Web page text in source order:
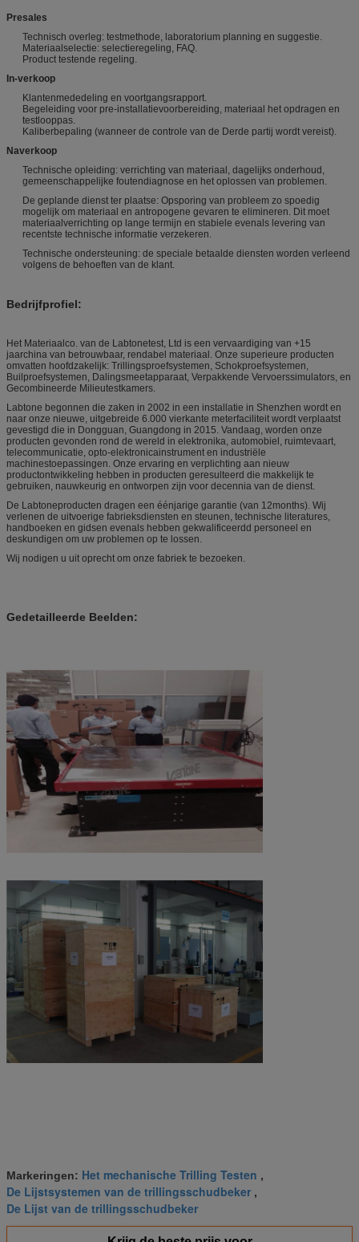
Presales
Technisch overleg: testmethode, laboratorium planning en suggestie.
Materiaalselectie: selectieregeling, FAQ.
Product testende regeling.
In-verkoop
Klantenmededeling en voortgangsrapport.
Begeleiding voor pre-installatievoorbereiding, materiaal het opdragen en
testlooppas.
Kaliberbepaling (wanneer de controle van de Derde partij wordt vereist).
Naverkoop
Technische opleiding: verrichting van materiaal, dagelijks onderhoud,
gemeenschappelijke foutendiagnose en het oplossen van problemen.
De geplande dienst ter plaatse: Opsporing van probleem zo spoedig
mogelijk om materiaal en antropogene gevaren te elimineren. Dit moet
materiaalverrichting op lange termijn en stabiele evenals levering van
recentste technische informatie verzekeren.
Technische ondersteuning: de speciale betaalde diensten worden verleend
volgens de behoeften van de klant.
Bedrijfprofiel:
Het Materiaalco. van de Labtonetest, Ltd is een vervaardiging van +15
jaarchina van betrouwbaar, rendabel materiaal. Onze superieure producten
omvatten hoofdzakelijk: Trillingsproefsystemen, Schokproefsystemen,
Builproefsystemen, Dalingsmeetapparaat, Verpakkende Vervoerssimulators, en
Gecombineerde Milieutestkamers.
Labtone begonnen die zaken in 2002 in een installatie in Shenzhen wordt en
naar onze nieuwe, uitgebreide 6.000 vierkante meterfaciliteit wordt verplaatst
gevestigd die in Dongguan, Guangdong in 2015. Vandaag, worden onze
producten gevonden rond de wereld in elektronika, automobiel, ruimtevaart,
telecommunicatie, opto-elektronicainstrument en industriële
machinestoepassingen. Onze ervaring en verplichting aan nieuw
productontwikkeling hebben in producten geresulteerd die makkelijk te
gebruiken, nauwkeurig en ontworpen zijn voor decennia van de dienst.
De Labtoneproducten dragen een éénjarige garantie (van 12months). Wij
verlenen de uitvoerige fabrieksdiensten en steunen, technische literatures,
handboeken en gidsen evenals hebben gekwalificeerdd personeel en
deskundigen om uw problemen op te lossen.
Wij nodigen u uit oprecht om onze fabriek te bezoeken.
Gedetailleerde Beelden:
Markeringen: Het mechanische Trilling Testen ,
De Lijstsystemen van de trillingsschudbeker ,
De Lijst van de trillingsschudbeker